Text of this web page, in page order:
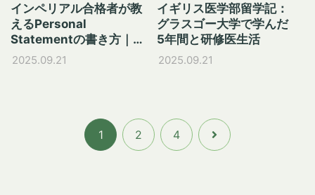
インペリアル合格者が教
えるPersonal
Statementの書き方｜イ
ギリス大学進学
2025.09.21
イギリス医学部留学記：
グラスゴー大学で学んだ
5年間と研修医生活
2025.09.21
1 2 4 次へ